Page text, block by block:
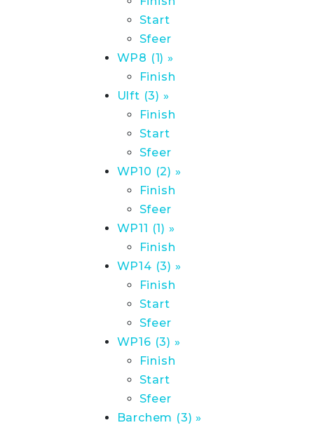
Start
Sfeer
WP8 (1) »
Finish
Ulft (3) »
Finish
Start
Sfeer
WP10 (2) »
Finish
Sfeer
WP11 (1) »
Finish
WP14 (3) »
Finish
Start
Sfeer
WP16 (3) »
Finish
Start
Sfeer
Barchem (3) »